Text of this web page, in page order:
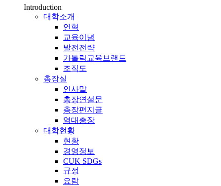
Introduction
대학소개
연혁
교육이념
발전전략
가톨릭교육브랜드
조직도
총장실
인사말
총장연설문
총장편지글
역대총장
대학현황
현황
경영정보
CUK SDGs
규정
요람